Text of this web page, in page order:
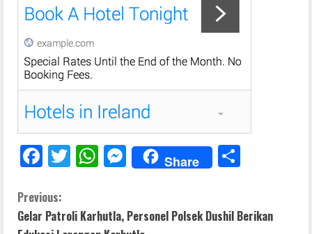
F
e
b
T
er
W
s
M
e
e
Share
e
C
Previous:
Gelar Patroli Karhutla, Personel Polsek Dushil Berikan